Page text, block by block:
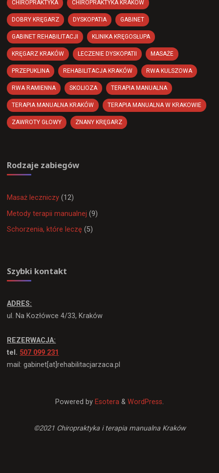
CHIROPRAKTYKA CHIROPRAKTYKA KRAKÓW
DOBRY KRĘGARZ DYSKOPATIA GABINET
GABINET REHABILITACJI KLINIKA KRĘGOSŁUPA
KRĘGARZ KRAKÓW LECZENIE DYSKOPATII MASAŻE
PRZEPUKLINA REHABILITACJA KRAKÓW RWA KULSZOWA
RWA RAMIENNA SKOLIOZA TERAPIA MANUALNA
TERAPIA MANUALNA KRAKÓW TERAPIA MANUALNA W KRAKOWIE
ZAWROTY GŁOWY ZNANY KRĘGARZ
Rodzaje zabiegów
Masaż leczniczy (12)
Metody terapii manualnej (9)
Schorzenia, które leczę (5)
Szybki kontakt
ADRES:
ul. Na Kozłówce 4/33, Kraków
REZERWACJA:
tel. 507 099 231
mail: gabinet[at]rehabilitacjarzaca.pl
Powered by Esotera & WordPress.
©2021 Chiropraktyka i terapia manualna Kraków